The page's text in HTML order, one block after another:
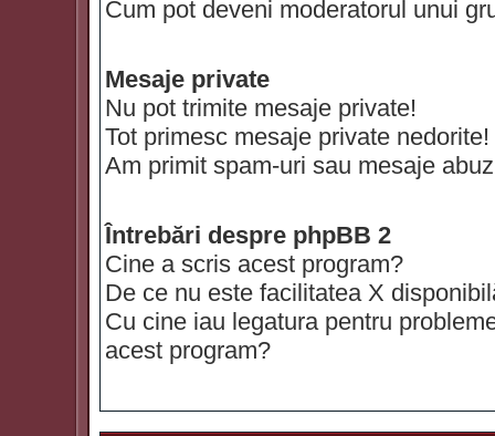
Cum pot deveni moderatorul unui
Mesaje private
Nu pot trimite mesaje private!
Tot primesc mesaje private nedorite!
Am primit spam-uri sau mesaje
Întrebări despre phpBB 2
Cine a scris acest program?
De ce nu este facilitatea X
Cu cine iau legatura pentru
acest program?